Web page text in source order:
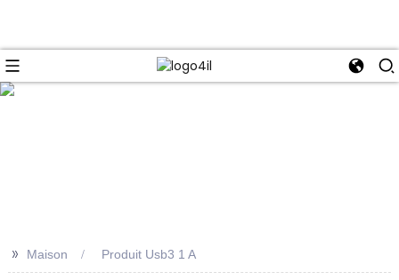
>> Maison Produit Usb3 1 A